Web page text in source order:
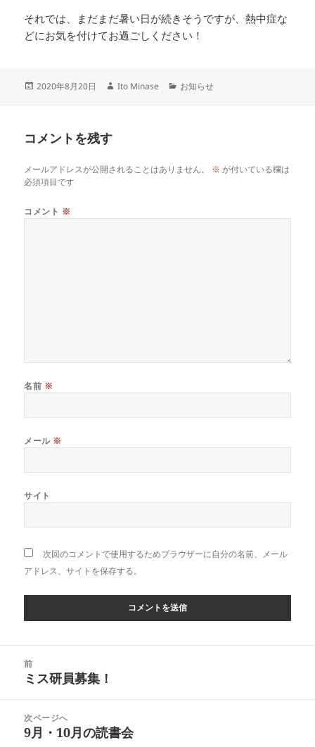
それでは、まだまだ暑い日が続きそうですが、熱中症な
どにお気を付けてお過ごしください！
投
2020年8月20日
作
Ito Minase
カ
お知らせ
コメントを残す
メールアドレスが公開されることはありません。 ※ が付いている欄は
必須項目です
コメント ※
名前 ※
メール ※
サイト
次回のコメントで使用するためブラウザーに自分の名前、メール
アドレス、サイトを保存する。
前
前
投
稿:
ミス研員募集！
次ページへ
次
9月・10月の読書会